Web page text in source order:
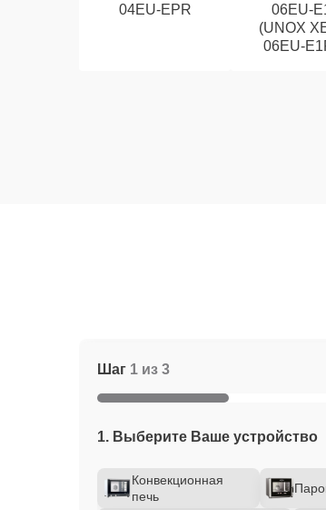
04EU-EPR
06EU-
(UNOX
06EU-
Шаг 1 из 3
1. Выберите Ваше устройство
Конвекционная
печь